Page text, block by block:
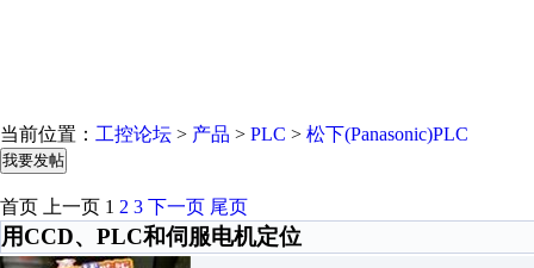
当前位置： 工控论坛 > 产品 > PLC > 松下(Panasonic)PLC
我要发帖
首页 上一页 1 2 3 下一页 尾页
用CCD、PLC和伺服电机定位